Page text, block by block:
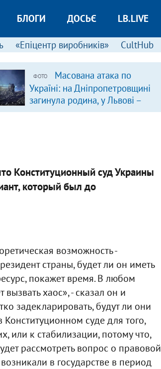
БЛОГИ ДОСЬЄ LB.LIVE
«Епіцентр виробників» CultHub
ФОТО
Масована атака по
Україні: на Дніпропетровщині
загинула родина, у Львові –
удар по багатоповерхівках
Конституционный суд Украины
который был до
возможность -
страны, будет ли он иметь
покажет время. В любом
хаос», - сказал он и
задекларировать, будут ли они
суде для того,
или к стабилизации, потому что,
рассмотреть вопрос о правовой
в государстве в период